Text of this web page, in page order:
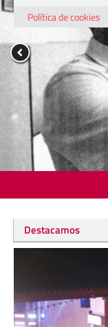
Destacamos
Política de cookies